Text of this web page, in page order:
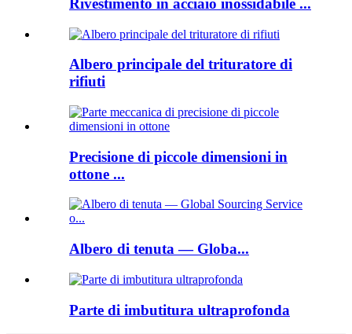
Rivestimento in acciaio inossidabile ...
Albero principale del trituratore di
rifiuti
Precisione di piccole dimensioni in
ottone ...
Albero di tenuta — Globa...
Parte di imbutitura ultraprofonda